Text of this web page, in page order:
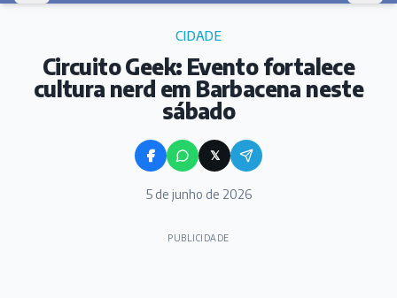
CIDADE
Circuito Geek: Evento fortalece
cultura nerd em Barbacena neste
sábado
𝕏
5 de junho de 2026
PUBLICIDADE